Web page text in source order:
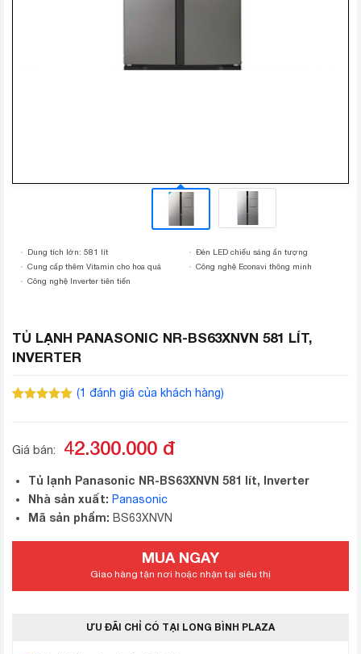
Dung tích lớn: 581 lít
Đèn LED chiếu sáng ấn tượng
Cung cấp thêm Vitamin cho hoa quả
Công nghệ Econavi thông minh
Công nghệ Inverter tiên tiến
TỦ LẠNH PANASONIC NR-BS63XNVN 581 LÍT,
INVERTER
(1 đánh giá của khách hàng)
Giá bán: 42.300.000 đ
Tủ lạnh Panasonic NR-BS63XNVN 581 lít, Inverter
Nhà sản xuất: Panasonic
Mã sản phẩm: BS63XNVN
MUA NGAY
Giao hàng tận nơi hoặc nhận tại siêu thị
ƯU ĐÃI CHỈ CÓ TẠI LONG BÌNH PLAZA